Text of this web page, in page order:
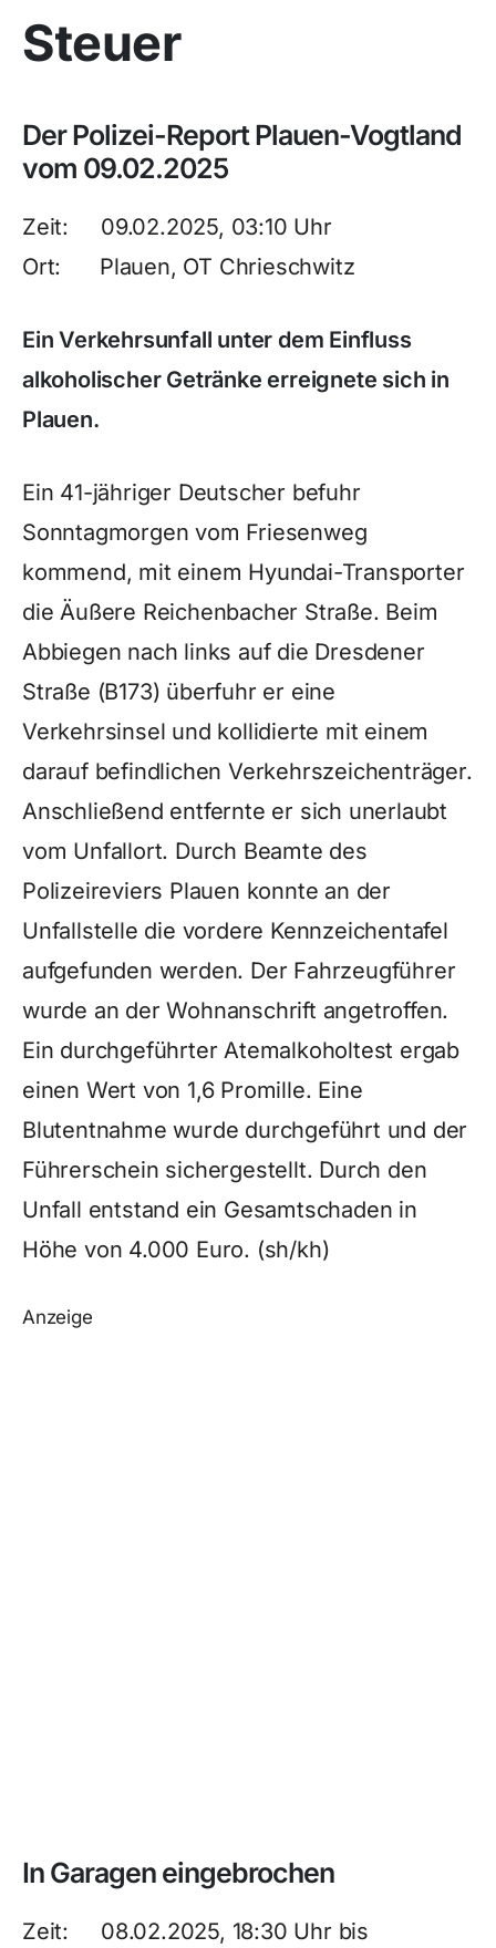
Steuer
Der Polizei-Report Plauen-Vogtland
vom 09.02.2025
Zeit: 09.02.2025, 03:10 Uhr
Ort: Plauen, OT Chrieschwitz
Ein Verkehrsunfall unter dem Einfluss
alkoholischer Getränke erreignete sich in
Plauen.
Ein 41-jähriger Deutscher befuhr
Sonntagmorgen vom Friesenweg
kommend, mit einem Hyundai-Transporter
die Äußere Reichenbacher Straße. Beim
Abbiegen nach links auf die Dresdener
Straße (B173) überfuhr er eine
Verkehrsinsel und kollidierte mit einem
darauf befindlichen Verkehrszeichenträger.
Anschließend entfernte er sich unerlaubt
vom Unfallort. Durch Beamte des
Polizeireviers Plauen konnte an der
Unfallstelle die vordere Kennzeichentafel
aufgefunden werden. Der Fahrzeugführer
wurde an der Wohnanschrift angetroffen.
Ein durchgeführter Atemalkoholtest ergab
einen Wert von 1,6 Promille. Eine
Blutentnahme wurde durchgeführt und der
Führerschein sichergestellt. Durch den
Unfall entstand ein Gesamtschaden in
Höhe von 4.000 Euro. (sh/kh)
Anzeige
In Garagen eingebrochen
Zeit: 08.02.2025, 18:30 Uhr bis